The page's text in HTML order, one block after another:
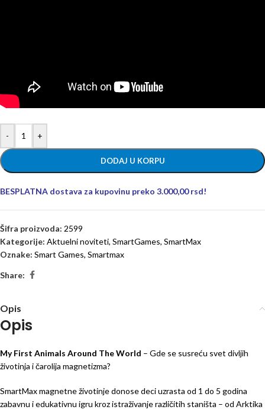
- +
DODAJ U KORPU
BESPLATNA dostava za kupovinu preko 3.000,00 rsd!
Šifra proizvoda: 2599
Kategorije: Aktuelni noviteti, SmartGames, SmartMax
Oznake: Smart Games, Smartmax
Share:
Opis
Opis
My First Animals Around The World – Gde se susreću svet divljih
životinja i čarolija magnetizma?
SmartMax magnetne životinje donose deci uzrasta od 1 do 5 godina
zabavnu i edukativnu igru kroz istraživanje različitih staništa – od Arktika